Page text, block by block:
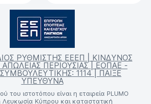
ΡΥΘΜΙΣΤΗΣ ΕΕΕΠ | ΚΙΝΔΥΝΟΣ
ΠΕΡΙΟΥΣΙΑΣ | ΕΟΠΑΕ -
1114 | ΠΑΙΞΕ
ΥΠΕΥΘΥΝΑ
του ιστοτόπου είναι η εταιρεία PLUMO
Κύπρου και καταστατική